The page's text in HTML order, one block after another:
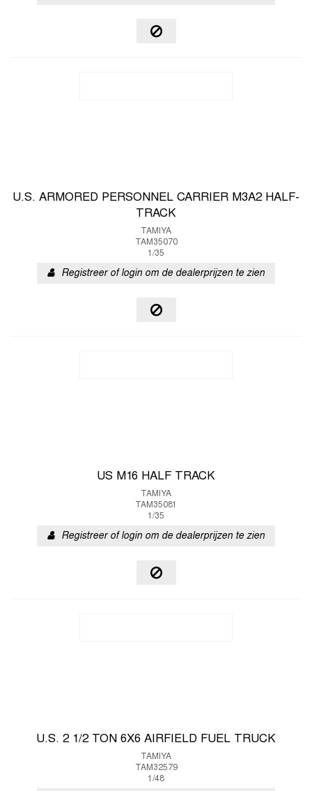
U.S. ARMORED PERSONNEL CARRIER M3A2 HALF-
TRACK
TAMIYA
TAM35070
1/35
Registreer of login om de dealerprijzen te zien
US M16 HALF TRACK
TAMIYA
TAM35081
1/35
Registreer of login om de dealerprijzen te zien
U.S. 2 1/2 TON 6X6 AIRFIELD FUEL TRUCK
TAMIYA
TAM32579
1/48